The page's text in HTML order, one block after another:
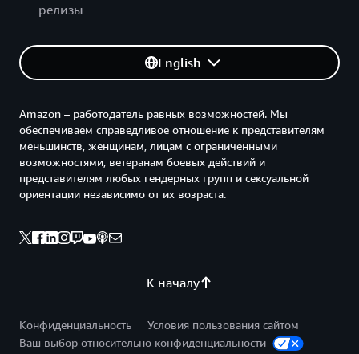
релизы
English
К началу
Amazon – работодатель равных возможностей. Мы
обеспечиваем справедливое отношение к представителям
меньшинств, женщинам, лицам с ограниченными
возможностями, ветеранам боевых действий и
представителям любых гендерных групп и сексуальной
ориентации независимо от их возраста.
Конфиденциальность
Условия пользования сайтом
Ваш выбор относительно конфиденциальности